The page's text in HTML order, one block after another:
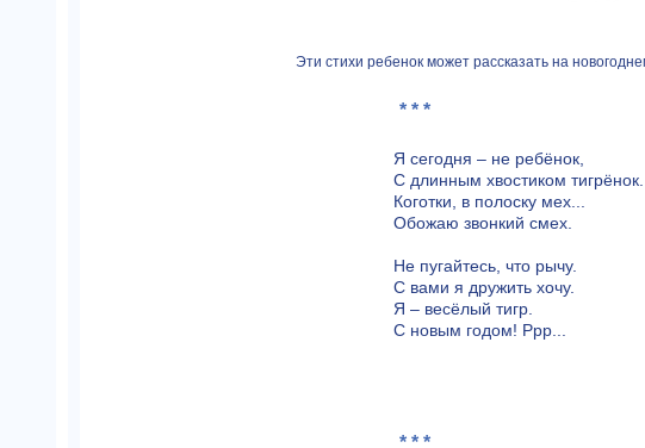
Эти стихи ребенок может рассказать на
* * *
Я сегодня – не ребёнок,
С длинным хвостиком тигрёнок.
Коготки, в полоску мех...
Обожаю звонкий смех.
Не пугайтесь, что рычу.
С вами я дружить хочу.
Я – весёлый тигр.
С новым годом! Ррр...
* * *